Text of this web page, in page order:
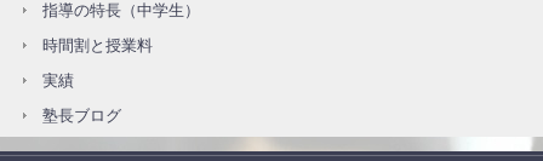
指導の特長（中学生）
時間割と授業料
実績
塾長ブログ